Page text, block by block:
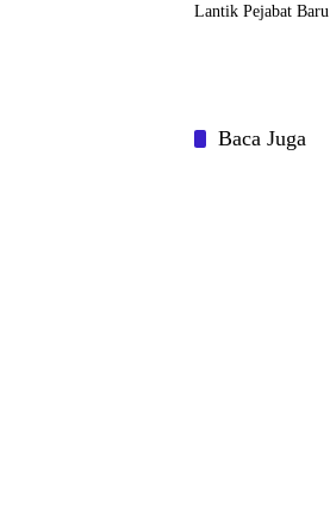
Lantik Pejabat Baru
Baca Juga